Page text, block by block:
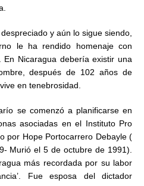
y aún lo sigue siendo,
le ha rendido homenaje con
Nicaragua debería existir una
después de 102 años de
en tenebrosidad.
se comenzó a planificarse en
asociadas en el Instituto Pro
por Hope Portocarrero Debayle (
Murió el 5 de octubre de 1991).
más recordada por su labor
Fue esposa del dictador